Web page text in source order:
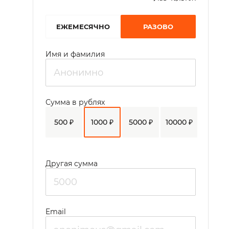
EЖЕМЕСЯЧНО РАЗОВО
Имя и фамилия
500 ₽ 1000 ₽ 5000 ₽ 10000 ₽
Сумма в рублях
Другая сумма
Email